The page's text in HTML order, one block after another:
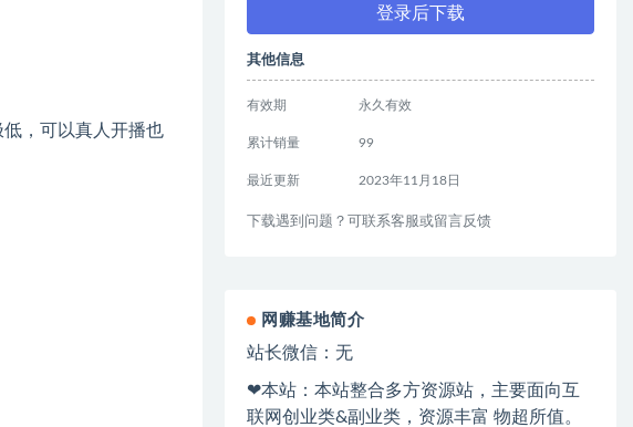
，可以真人开播也
登录后下载
其他信息
有效期 永久有效
累计销量 99
最近更新 2023年11月18日
下载遇到问题？可联系客服或留言反馈
网赚基地简介
站长微信：无
❤本站：本站整合多方资源站，主要面向互
联网创业类&副业类，资源丰富 物超所值。